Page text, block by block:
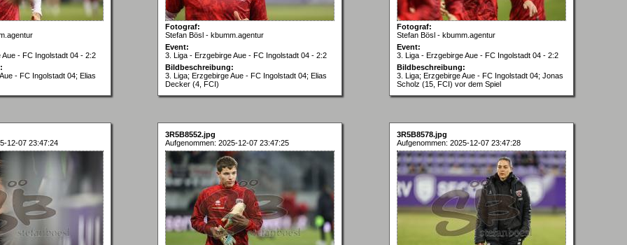
- FC Ingolstadt 04 - 2:2
- FC Ingolstadt 04; Elias
Fotograf:
Stefan Bösl - kbumm.agentur
Event:
3. Liga - Erzgebirge Aue - FC Ingolstadt 04 - 2:2
Bildbeschreibung:
3. Liga; Erzgebirge Aue - FC Ingolstadt 04; Elias
Decker (4, FCI)
Fotograf:
Stefan Bösl - kbumm.agentur
Event:
3. Liga - Erzgebirge Aue - FC Ingolstadt 04 - 2:2
Bildbeschreibung:
3. Liga; Erzgebirge Aue - FC Ingolstadt 04; Jonas
Scholz (15, FCI) vor dem Spiel
12-07 23:47:24
3R5B8552.jpg
Aufgenommen: 2025-12-07 23:47:25
3R5B8578.jpg
Aufgenommen: 2025-12-07 23:47:28